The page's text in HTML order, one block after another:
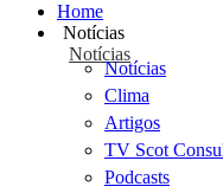
Home
Notícias
Notícias
Notícias
Clima
Artigos
TV Scot
Podcasts